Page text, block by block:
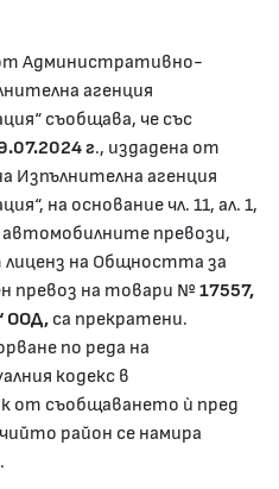
от Административно-
агенция
съобщава, че със
г., издадена от
Изпълнителна агенция
на основание чл. 11, ал. 1,
автомобилните превози,
на Общността за
превоз на товари № 17557,
ООД, са прекратени.
по реда на
кодекс в
от съобщаването ѝ пред
район се намира